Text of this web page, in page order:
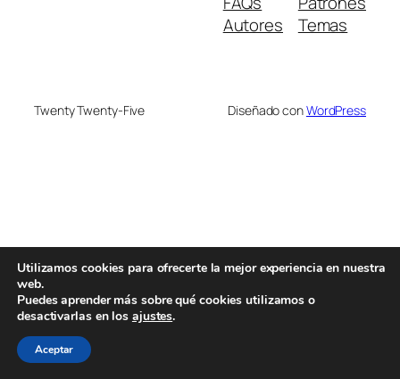
Autores
Temas
Twenty Twenty-Five Diseñado conWordPress
Utilizamos cookies para ofrecerte la mejor experiencia en nuestra
web.
Puedes aprender más sobre qué cookies utilizamos o
desactivarlas en los ajustes.
Aceptar